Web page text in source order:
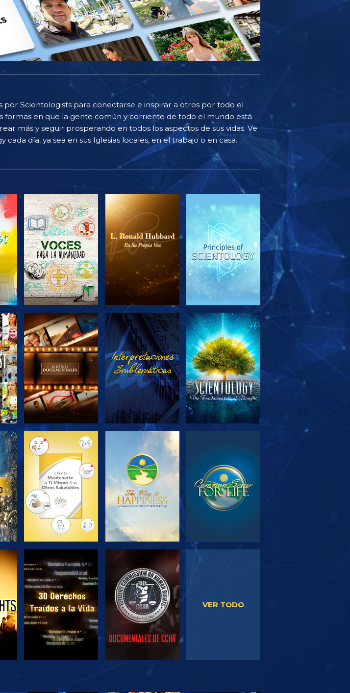
por Scientologists para conectarse e inspirar a otros por todo el
formas en que la gente común y corriente de todo el mundo está
más y seguir prosperando en todos los aspectos de sus vidas. Ve
día, ya sea en sus Iglesias locales, en el trabajo o en casa.
EXPLORA LAS
SERIES
EXPLORA LAS
SERIES
VE
EXPLORA LAS
SERIES
EXPLORA LAS
SERIES
VE VE
VER TODO